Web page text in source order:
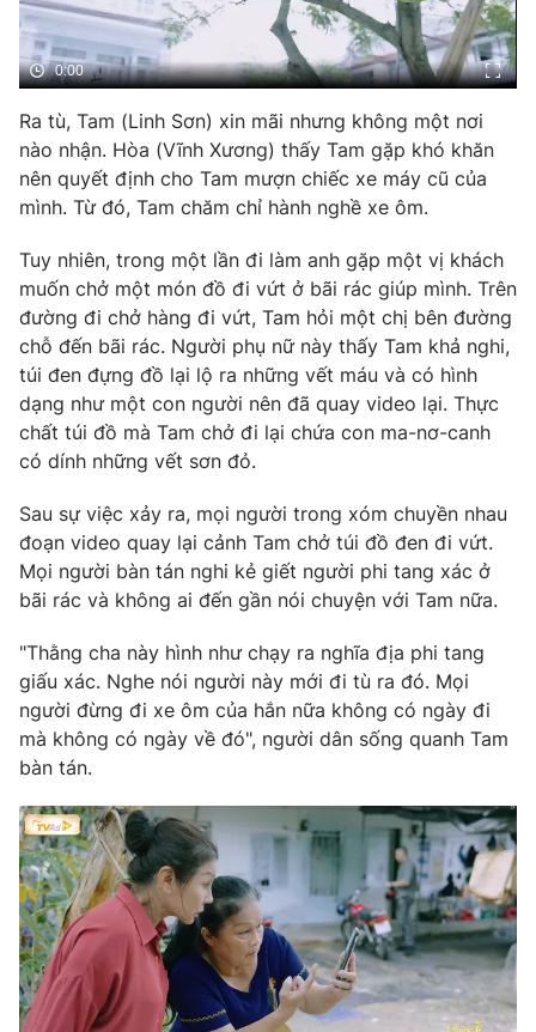
Hậu trường
Nhân vật
Khán giả
Giải sao mai
Điện ảnh
Âm nhạc
Sao
Đời sống
Làm đẹp
Chất lượng cuộc sống
Giáo dục
Tuyển sinh
Học trực tuyến
Công nghệ
Sản phẩm
Thị trường
Tư vấn
Giao lưu trực tuyến
Lịch phát sóng
Chuyên mục khác
Emagazine
Photo Infographic
Video Shorts video
VTV Money VTV Thể thao
VTV Sức khoẻ Bất động sản
Thị trường 24h Tấm lòng Việt
VTV4 Vươn mình bằng AI
VTV9 VTV8
Liên hệ tòa soạn English
0:00
Ra tù, Tam (Linh Sơn) xin mãi nhưng không một nơi
nào nhận. Hòa (Vĩnh Xương) thấy Tam gặp khó khăn
nên quyết định cho Tam mượn chiếc xe máy cũ của
mình. Từ đó, Tam chăm chỉ hành nghề xe ôm.
Tuy nhiên, trong một lần đi làm anh gặp một vị khách
muốn chở một món đồ đi vứt ở bãi rác giúp mình. Trên
đường đi chở hàng đi vứt, Tam hỏi một chị bên đường
chỗ đến bãi rác. Người phụ nữ này thấy Tam khả nghi,
túi đen đựng đồ lại lộ ra những vết máu và có hình
dạng như một con người nên đã quay video lại. Thực
chất túi đồ mà Tam chở đi lại chứa con ma-nơ-canh
có dính những vết sơn đỏ.
Sau sự việc xảy ra, mọi người trong xóm chuyền nhau
đoạn video quay lại cảnh Tam chở túi đồ đen đi vứt.
Mọi người bàn tán nghi kẻ giết người phi tang xác ở
bãi rác và không ai đến gần nói chuyện với Tam nữa.
"Thằng cha này hình như chạy ra nghĩa địa phi tang
giấu xác. Nghe nói người này mới đi tù ra đó. Mọi
người đừng đi xe ôm của hắn nữa không có ngày đi
mà không có ngày về đó", người dân sống quanh Tam
bàn tán.